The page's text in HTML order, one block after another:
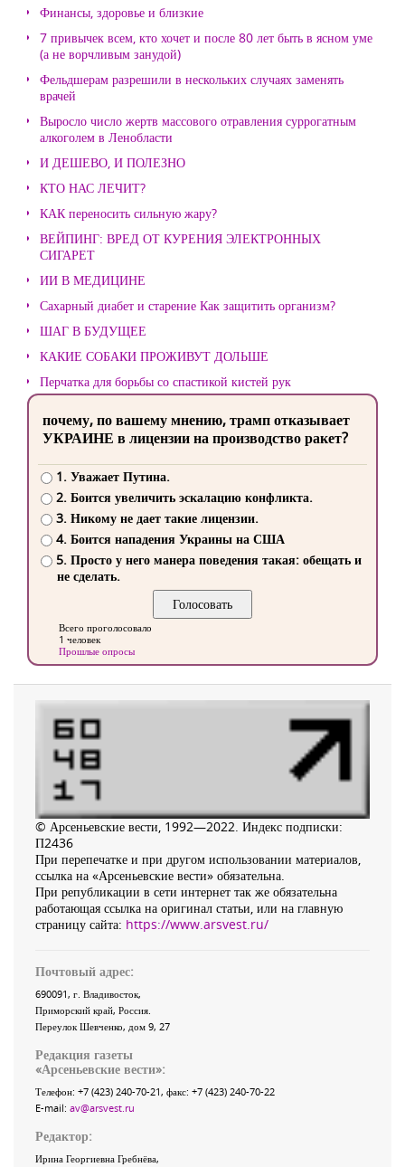
Финансы, здоровье и близкие
7 привычек всем, кто хочет и после 80 лет быть в ясном уме
(а не ворчливым занудой)
Фельдшерам разрешили в нескольких случаях заменять
врачей
Выросло число жертв массового отравления суррогатным
алкоголем в Ленобласти
И ДЕШЕВО, И ПОЛЕЗНО
КТО НАС ЛЕЧИТ?
КАК переносить сильную жару?
ВЕЙПИНГ: ВРЕД ОТ КУРЕНИЯ ЭЛЕКТРОННЫХ
СИГАРЕТ
ИИ В МЕДИЦИНЕ
Сахарный диабет и старение Как защитить организм?
ШАГ В БУДУЩЕЕ
КАКИЕ СОБАКИ ПРОЖИВУТ ДОЛЬШЕ
Перчатка для борьбы со спастикой кистей рук
почему, по вашему мнению, трамп отказывает
УКРАИНЕ в лицензии на производство ракет?
1. Уважает Путина.
2. Боится увеличить эскалацию конфликта.
3. Никому не дает такие лицензии.
4. Боится нападения Украины на США
5. Просто у него манера поведения такая: обещать и
не сделать.
Всего проголосовало
1 человек
Прошлые опросы
© Арсеньевские вести, 1992—2022. Индекс подписки:
П2436
При перепечатке и при другом использовании материалов,
ссылка на «Арсеньевские вести» обязательна.
При републикации в сети интернет так же обязательна
работающая ссылка на оригинал статьи, или на главную
страницу сайта: https://www.arsvest.ru/
Почтовый адрес:
690091, г. Владивосток,
Приморский край, Россия
Переулок Шевченко, дом 9, 27
Редакция газеты
«Арсеньевские вести»:
Телефон: +7 (423) 240-70-21, факс: +7 (423) 240-70-22
E-mail: av@arsvest.ru
Редактор:
Ирина Георгиевна Гребнёва,